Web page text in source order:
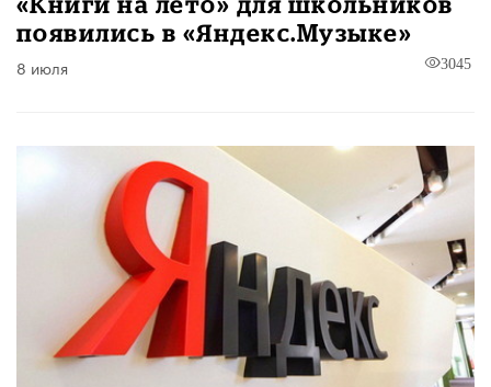
появились в «Яндекс.Музыке»
8 июля 3045